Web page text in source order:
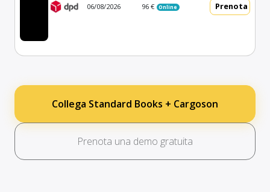
06/08/2026 96 € Online Prenota
Collega Standard Books + Cargoson
Prenota una demo gratuita